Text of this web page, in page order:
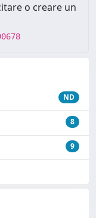
o creare un
ND
8
9